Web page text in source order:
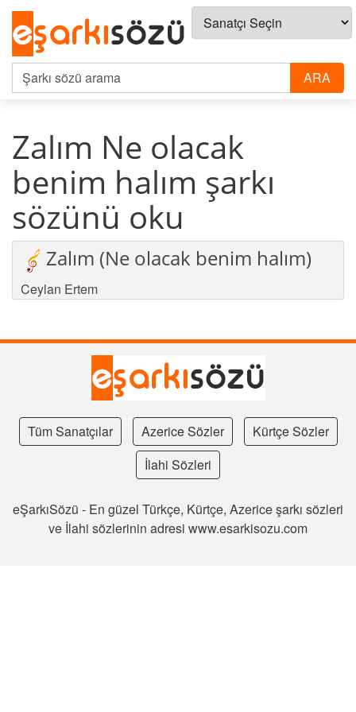
Zalım Ne olacak
benim halım şarkı
sözünü oku
Zalım (Ne olacak benim halım)
Ceylan Ertem
Tüm Sanatçılar Azerice Sözler
Kürtçe Sözler
İlahi Sözleri
eŞarkıSözü - En güzel Türkçe, Kürtçe, Azerice şarkı sözleri
ve İlahi sözlerinin adresi www.esarkisozu.com